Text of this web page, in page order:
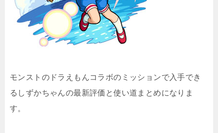
モンストのドラえもんコラボのミッションで入手でき
るしずかちゃんの最新評価と使い道まとめになりま
す。